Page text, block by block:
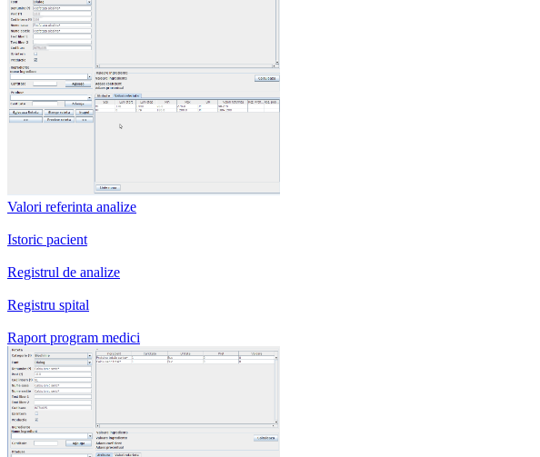
Valori referinta analize
Istoric pacient
Registrul de analize
Registru spital
Raport program medici